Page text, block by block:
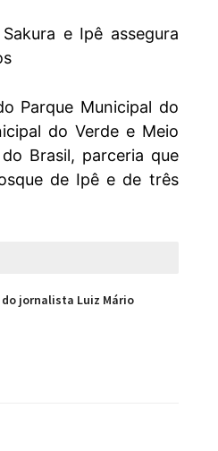
e Ipê assegura
Parque Municipal do
do Verde e Meio
Brasil, parceria que
de Ipê e de três
jornalista Luiz Mário